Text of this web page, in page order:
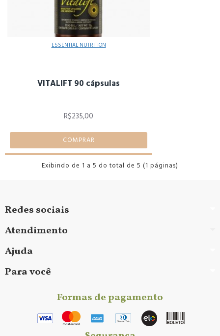
ESSENTIAL NUTRITION
VITALIFT 90 cápsulas
R$235,00
COMPRAR
Exibindo de 1 a 5 do total de 5 (1 páginas)
Redes sociais
Atendimento
Ajuda
Para você
Formas de pagamento